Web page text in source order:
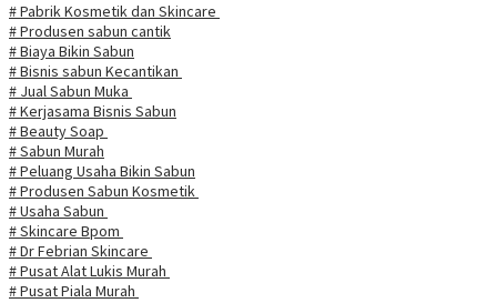
# Pabrik Kosmetik dan Skincare
# Produsen sabun cantik
# Biaya Bikin Sabun
# Bisnis sabun Kecantikan
# Jual Sabun Muka
# Kerjasama Bisnis Sabun
# Beauty Soap
# Sabun Murah
# Peluang Usaha Bikin Sabun
# Produsen Sabun Kosmetik
# Usaha Sabun
# Skincare Bpom
# Dr Febrian Skincare
# Pusat Alat Lukis Murah
# Pusat Piala Murah